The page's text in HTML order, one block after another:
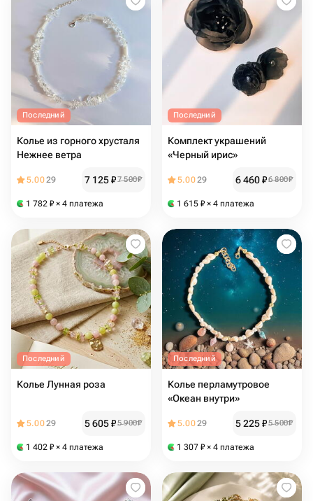
Последний
Колье из горного хрусталя
Нежнее ветра
5.0029 7 125₽7 500₽
1 782 ₽ × 4 платежа
Последний
Комплект украшений
«Черный ирис»
5.0029 6 460₽6 800₽
1 615 ₽ × 4 платежа
Последний
Колье Лунная роза
5.0029 5 605₽5 900₽
1 402 ₽ × 4 платежа
Последний
Колье перламутровое
«Океан внутри»
5.0029 5 225₽5 500₽
1 307 ₽ × 4 платежа